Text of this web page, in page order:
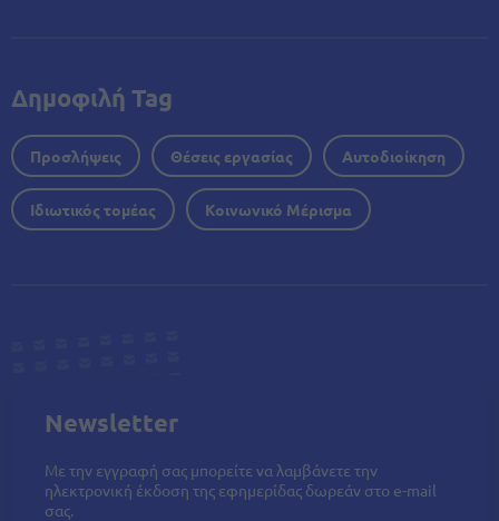
Δημοφιλή Tag
Προσλήψεις Θέσεις εργασίας Αυτοδιοίκηση
Ιδιωτικός τομέας Κοινωνικό Μέρισμα
Newsletter
Με την εγγραφή σας μπορείτε να λαμβάνετε την
ηλεκτρονική έκδοση της εφημερίδας δωρεάν στο e-mail
σας.